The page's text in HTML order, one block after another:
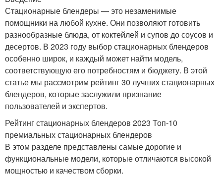
Стационарные блендеры — это незаменимые
помощники на любой кухне. Они позволяют готовить
разнообразные блюда, от коктейлей и супов до соусов и
десертов. В 2023 году выбор стационарных блендеров
особенно широк, и каждый может найти модель,
соответствующую его потребностям и бюджету. В этой
статье мы рассмотрим рейтинг 30 лучших стационарных
блендеров, которые заслужили признание
пользователей и экспертов.
Рейтинг стационарных блендеров 2023 Топ-10
премиальных стационарных блендеров
В этом разделе представлены самые дорогие и
функциональные модели, которые отличаются высокой
мощностью и качеством сборки.